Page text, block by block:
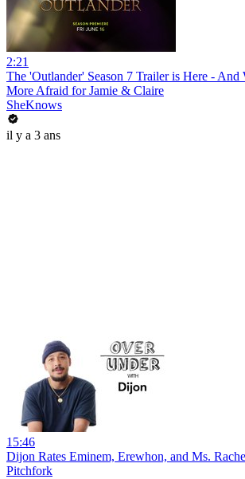
2:21
The 'Outlander' Season 7 Trailer is Here - And
More Afraid for Jamie & Claire
SheKnows
il y a 3 ans
15:46
Dijon Rates Eminem, Erewhon, and Ms.
Pitchfork